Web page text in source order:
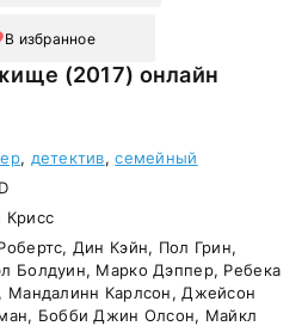
Смертельное убежище (2017) онлайн
В избранное
, детектив,семейный
Крисс
Дин Кэйн, Пол Грин,
Болдуин, Марко Дэппер, Ребека
Мандалинн Карлсон, Джейсон
Бобби Джин Олсон, Майкл